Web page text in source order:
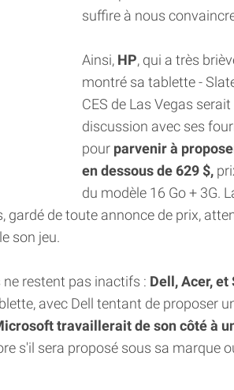
suffire à nous
Ainsi, HP, qui a très
montré sa tablette -
CES de Las Vegas serait
discussion avec ses
pour parvenir à
en dessous de 629 $,
du modèle 16 Go + 3G.
gardé de toute annonce de prix,
son jeu.
restent pas inactifs : Dell, Acer, et
avec Dell tentant de proposer
travaillerait de son côté à
s'il sera proposé sous sa marque